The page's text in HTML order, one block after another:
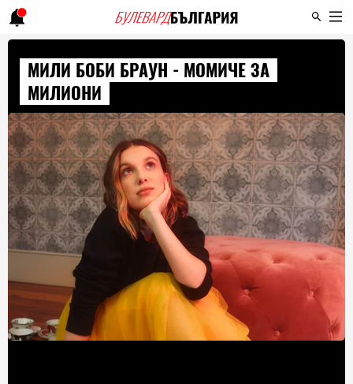
МИЛИ БОБИ БРАУН - МОМИЧЕ ЗА
МИЛИОНИ